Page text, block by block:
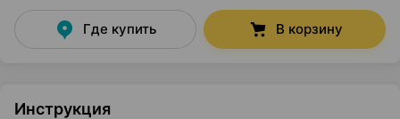
Где купить В корзину
Инструкция